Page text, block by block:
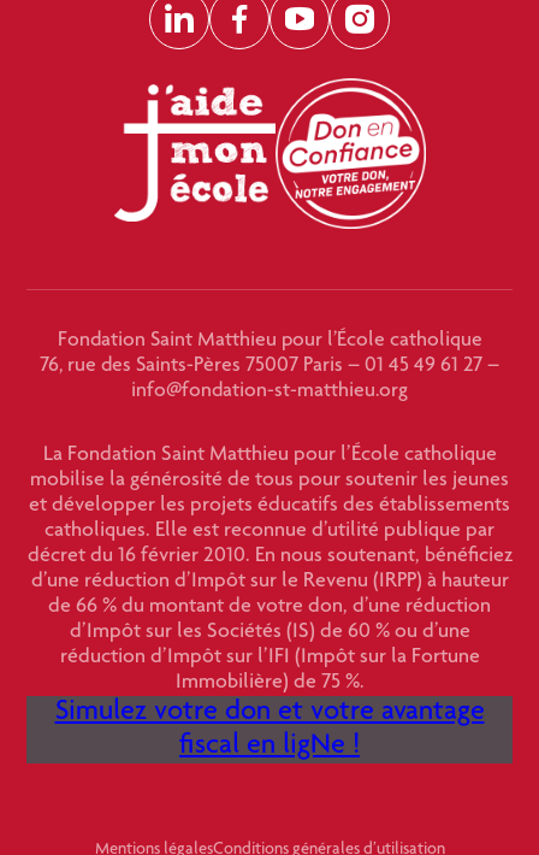
LinkedInFacebook
YouTubeInstagram
Fondation Saint Matthieu pour l’École catholique
76, rue des Saints-Pères 75007 Paris – 01 45 49 61 27 –
info@fondation-st-matthieu.org
La Fondation Saint Matthieu pour l’École catholique
mobilise la générosité de tous pour soutenir les jeunes
et développer les projets éducatifs des établissements
catholiques. Elle est reconnue d’utilité publique par
décret du 16 février 2010. En nous soutenant, bénéficiez
d’une réduction d’Impôt sur le Revenu (IRPP) à hauteur
de 66 % du montant de votre don, d’une réduction
d’Impôt sur les Sociétés (IS) de 60 % ou d’une
réduction d’Impôt sur l’IFI (Impôt sur la Fortune
Immobilière) de 75 %.
Simulez votre don et votre avantage
fiscal en ligNe !
Mentions légalesConditions générales d’utilisation